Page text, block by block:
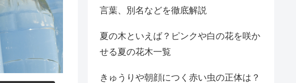
言葉、別名などを徹底解説
夏の木といえば？ピンクや白の花を咲か
せる夏の花木一覧
きゅうりや朝顔につく赤い虫の正体は？